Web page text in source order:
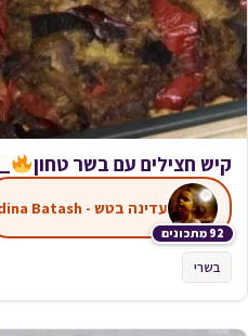
קיש חצילים עם בשר טחון
92 מתכונים
עדינה בטש - Adina Batash
בשרי